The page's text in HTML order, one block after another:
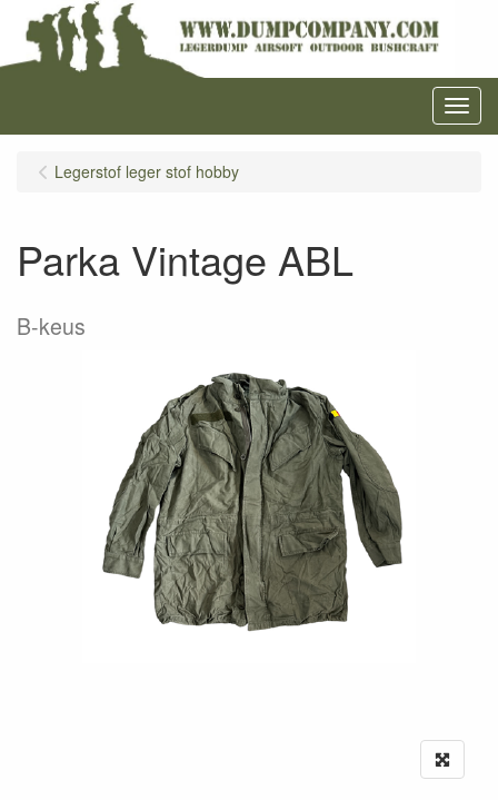
Menu
Legerstof leger stof hobby
Parka Vintage ABL
B-keus